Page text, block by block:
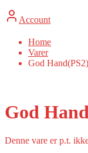
Account
Home
Varer
God Hand(PS2)
God
Denne vare er p.t.